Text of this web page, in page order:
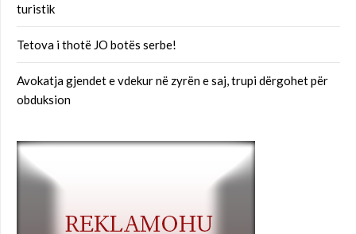
turistik
Tetova i thotë JO botës serbe!
Avokatja gjendet e vdekur në zyrën e saj, trupi dërgohet për
obduksion